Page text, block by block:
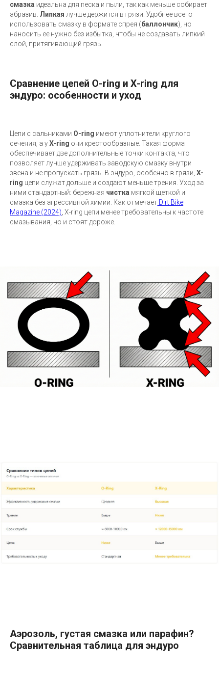
смазка идеальна для песка и пыли, так как меньше собирает
абразив. Липкая лучше держится в грязи. Удобнее всего
использовать смазку в формате спрея (баллончик), но
наносить ее нужно без избытка, чтобы не создавать липкий
слой, притягивающий грязь.
Сравнение цепей O-ring и X-ring для
эндуро: особенности и уход
Цепи с сальниками O-ring имеют уплотнители круглого
сечения, а уX-ring они крестообразные. Такая форма
обеспечивает две дополнительные точки контакта, что
позволяет лучше удерживать заводскую смазку внутри
звена и не пропускать грязь. В эндуро, особенно в грязи, X-
ring цепи служат дольше и создают меньше трения. Уход за
ними стандартный: бережная чистка мягкой щеткой и
смазка без агрессивной химии. Как отмечает Dirt Bike
Magazine (2024), X-ring цепи менее требовательны к частоте
смазывания, но и стоят дороже.
Аэрозоль, густая смазка или парафин?
Сравнительная таблица для эндуро